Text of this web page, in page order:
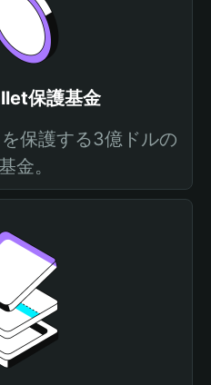
保護基金
保護する3億ドルの
金。